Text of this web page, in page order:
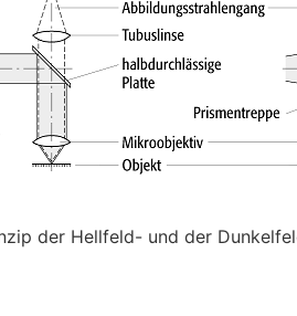
der Hellfeld- und der